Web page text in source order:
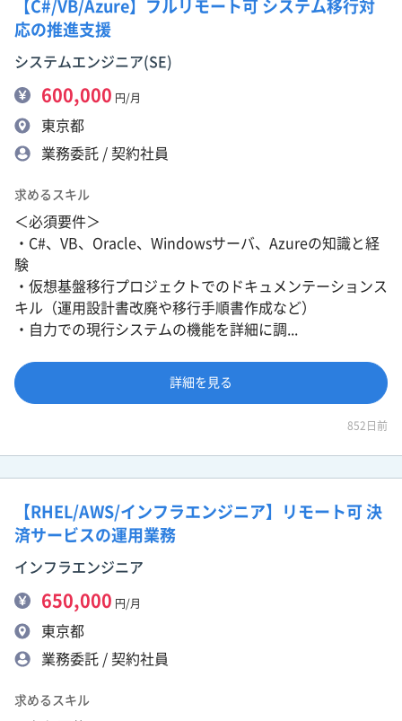
【C#/VB/Azure】フルリモート可 システム移行対
応の推進支援
システムエンジニア(SE)
600,000 円/月
東京都
業務委託 / 契約社員
求めるスキル
＜必須要件＞
・C#、VB、Oracle、Windowsサーバ、Azureの知識と経
験
・仮想基盤移行プロジェクトでのドキュメンテーションス
キル（運用設計書改廃や移行手順書作成など）
・自力での現行システムの機能を詳細に調...
詳細を見る
852日前
【RHEL/AWS/インフラエンジニア】リモート可 決
済サービスの運用業務
インフラエンジニア
650,000 円/月
東京都
業務委託 / 契約社員
求めるスキル